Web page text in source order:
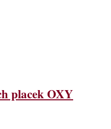
placek OXY